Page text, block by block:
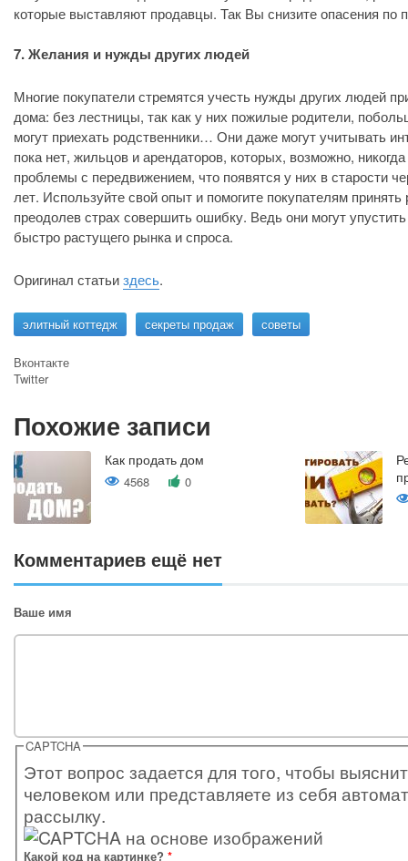
которые выставляют продавцы. Так Вы снизите опасения по
7. Желания и нужды других людей
Многие покупатели стремятся учесть нужды других людей
дома: без лестницы, так как у них пожилые родители,
могут приехать родственники… Они даже могут учитывать
пока нет, жильцов и арендаторов, которых, возможно,
проблемы с передвижением, что появятся у них в старости
лет. Используйте свой опыт и помогите покупателям
преодолев страх совершить ошибку. Ведь они могут
быстро растущего рынка и спроса.
Оригинал статьиздесь.
элитный коттедж секреты продаж советы
Вконтакте
Twitter
Похожие записи
Как продать дом
4568 0
Комментариев ещё нет
Ваше имя
CAPTCHA
Этот вопрос задается для того, чтобы
человеком или представляете из себя
рассылку.
Какой код на картинке? *